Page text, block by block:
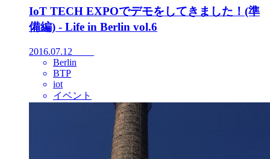
IoT TECH EXPOでデモをしてきました！(準
備編) - Life in Berlin vol.6
2016.07.12
Berlin
BTP
iot
イベント